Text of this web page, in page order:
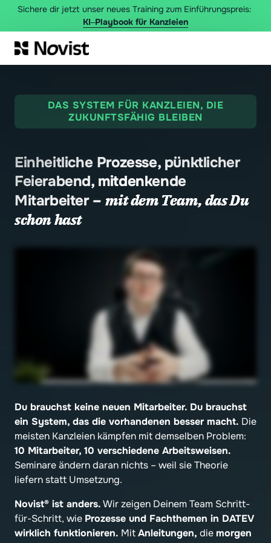
KI‒Playbook für Kanzleien
DAS SYSTEM FÜR KANZLEIEN, DIE
ZUKUNFTSFÄHIG BLEIBEN
Einheitliche Prozesse, pünktlicher
Feierabend, mitdenkende
Mitarbeiter – mit dem Team, das
Du
schon hast
Du brauchst keine neuen Mitarbeiter. Du brauchst
ein System, das die vorhandenen besser macht. Die
10 Mitarbeiter, 10 verschiedene Arbeitsweisen.
Seminare ändern daran nichts – weil sie Theorie
liefern statt Umsetzung.
Novist® ist anders. Wir zeigen Deinem Team Schritt-
für-Schritt, wie Prozesse und Fachthemen in DATEV
wirklich funktionieren. Mit Anleitungen, die morgen